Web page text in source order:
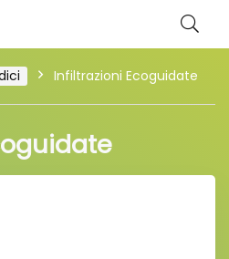
Infiltrazioni Ecoguidate